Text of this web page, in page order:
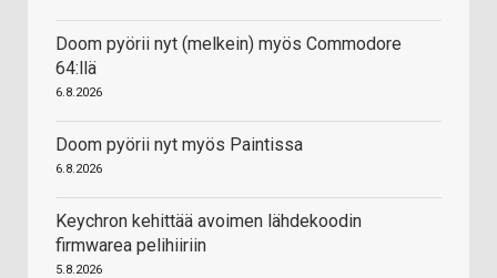
Doom pyörii nyt (melkein) myös Commodore
64:llä
6.8.2026
Doom pyörii nyt myös Paintissa
6.8.2026
Keychron kehittää avoimen lähdekoodin
firmwarea pelihiiriin
5.8.2026